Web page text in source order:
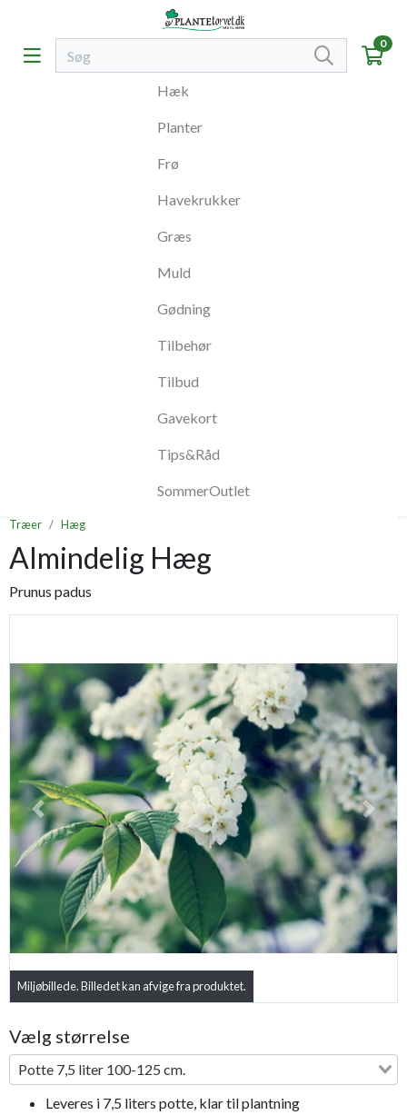
0
Hæk
Planter
Frø
Havekrukker
Græs
Muld
Gødning
Tilbehør
Tilbud
Gavekort
Tips&Råd
SommerOutlet
Træer Hæg
Almindelig Hæg
Prunus padus
Miljøbillede. Billedet kan afvige fra produktet.
Previous Next
Vælg størrelse
Potte 7,5 liter 100-125 cm.
Leveres i 7,5 liters potte, klar til plantning